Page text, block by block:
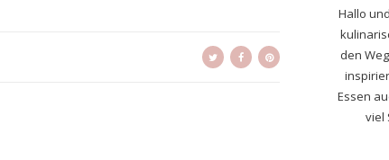
Hallo
den
Essen
viel